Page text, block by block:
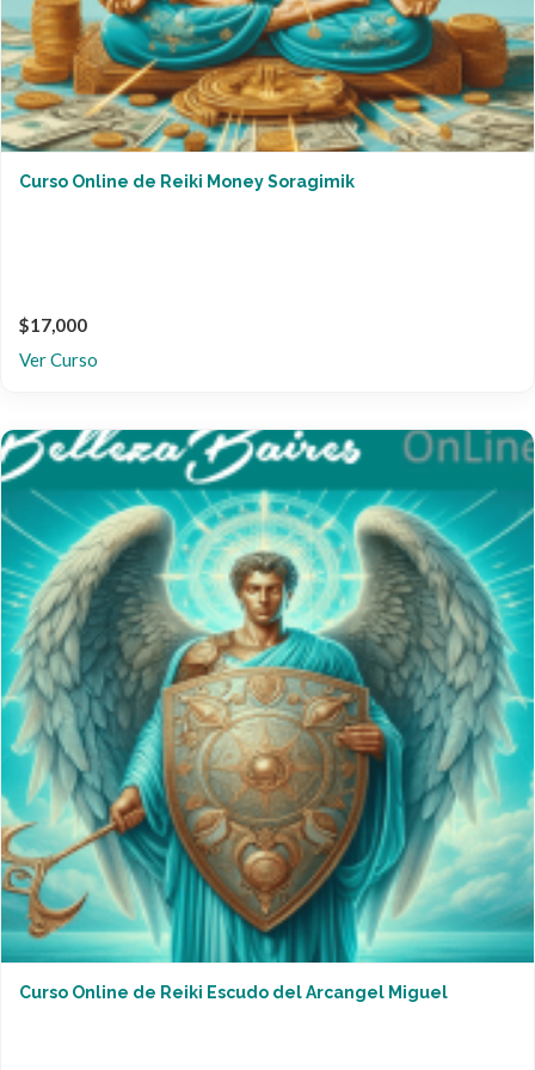
Curso Online de Reiki Money Soragimik
$17,000
Ver Curso
Curso Online de Reiki Escudo del Arcangel Miguel